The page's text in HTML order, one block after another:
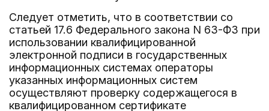
Следует отметить, что в соответствии со
статьей 17.6 Федерального закона N 63-ФЗ при
использовании квалифицированной
электронной подписи в государственных
информационных системах операторы
указанных информационных систем
осуществляют проверку содержащегося в
квалифицированном сертификате